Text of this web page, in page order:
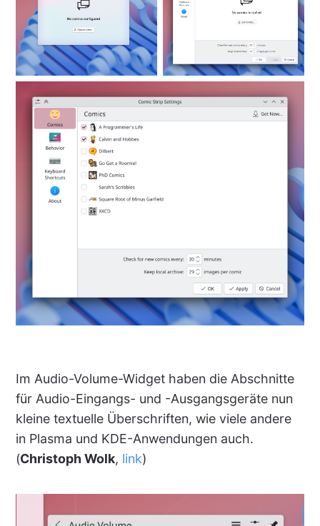
Im Audio-Volume-Widget haben die Abschnitte
für Audio-Eingangs- und -Ausgangsgeräte nun
kleine textuelle Überschriften, wie viele andere
in Plasma und KDE-Anwendungen auch.
(Christoph Wolk, link)